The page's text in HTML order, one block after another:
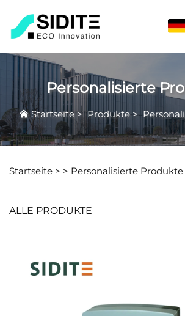
Personalisierte
Startseite>Produkte>
Startseite > > Personalisierte Produkte
ALLE PRODUKTE